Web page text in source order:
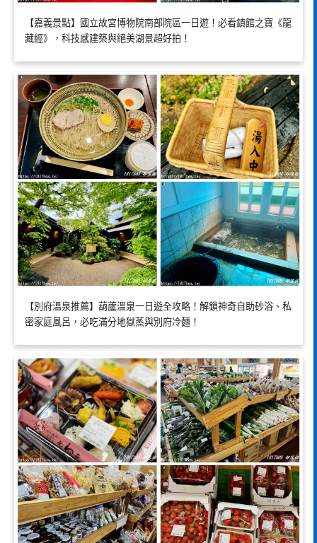
【嘉義景點】國立故宮博物院南部院區一日遊！必看鎮館之寶《龍
藏經》，科技感建築與絕美湖景超好拍！
【別府溫泉推薦】葫蘆溫泉一日遊全攻略！解鎖神奇自助砂浴、私
密家庭風呂，必吃滿分地獄蒸與別府冷麵！